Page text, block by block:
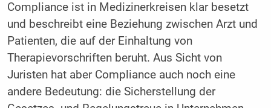
Compliance ist in Medizinerkreisen klar besetzt
und beschreibt eine Beziehung zwischen Arzt und
Patienten, die auf der Einhaltung von
Therapievorschriften beruht. Aus Sicht von
Juristen hat aber Compliance auch noch eine
andere Bedeutung: die Sicherstellung der